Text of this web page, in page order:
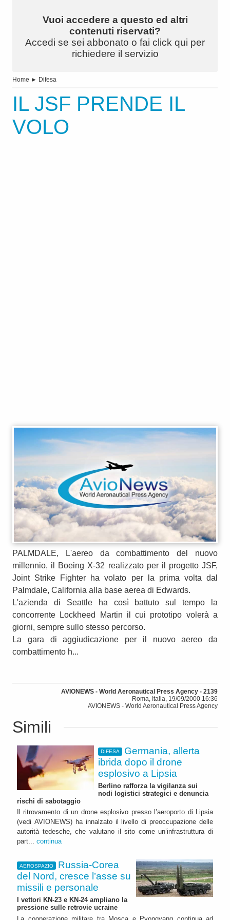
Vuoi accedere a questo ed altri
contenuti riservati?
Accedi se sei abbonato o fai click qui per
richiedere il servizio
Home ► Difesa
IL JSF PRENDE IL
VOLO
PALMDALE, L'aereo da combattimento del nuovo
millennio, il Boeing X-32 realizzato per il progetto JSF,
Joint Strike Fighter ha volato per la prima volta dal
Palmdale, California alla base aerea di Edwards.
L'azienda di Seattle ha così battuto sul tempo la
concorrente Lockheed Martin il cui prototipo volerà a
giorni, sempre sullo stesso percorso.
La gara di aggiudicazione per il nuovo aereo da
combattimento h...
AVIONEWS - World Aeronautical Press Agency - 2139
Roma, Italia, 19/09/2000 16:36
AVIONEWS - World Aeronautical Press Agency
Simili
DIFESA
Germania, allerta
ibrida dopo il drone
esplosivo a Lipsia
Berlino rafforza la vigilanza sui
nodi logistici strategici e denuncia
rischi di sabotaggio
Il ritrovamento di un drone esplosivo presso l’aeroporto di Lipsia
(vedi AVIONEWS) ha innalzato il livello di preoccupazione delle
autorità tedesche, che valutano il sito come un’infrastruttura di
part... continua
AEROSPAZIO
Russia-Corea
del Nord, cresce l’asse su
missili e personale
I vettori KN-23 e KN-24 ampliano la
pressione sulle retrovie ucraine